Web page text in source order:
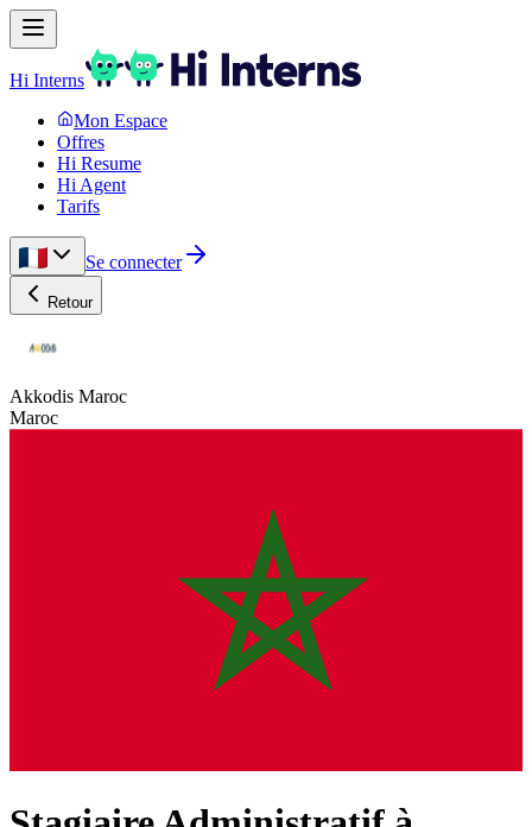
Hi Interns
Mon Espace
Offres
Hi Resume
Hi Agent
Tarifs
Se connecter
Retour
Akkodis Maroc
Maroc